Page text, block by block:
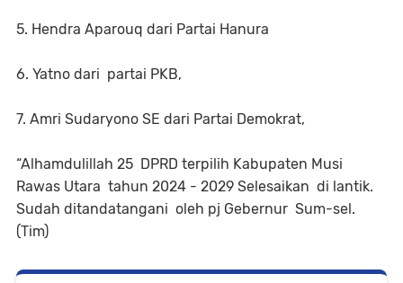
5. Hendra Aparouq dari Partai Hanura
6. Yatno dari partai PKB,
7. Amri Sudaryono SE dari Partai Demokrat,
“Alhamdulillah 25 DPRD terpilih Kabupaten Musi
Rawas Utara tahun 2024 - 2029 Selesaikan di lantik.
Sudah ditandatangani oleh pj Gebernur Sum-sel.
(Tim)